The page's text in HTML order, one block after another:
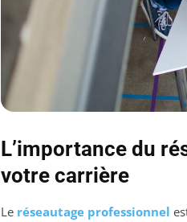
L’importance du
votre carrière
Le réseautage professionnel